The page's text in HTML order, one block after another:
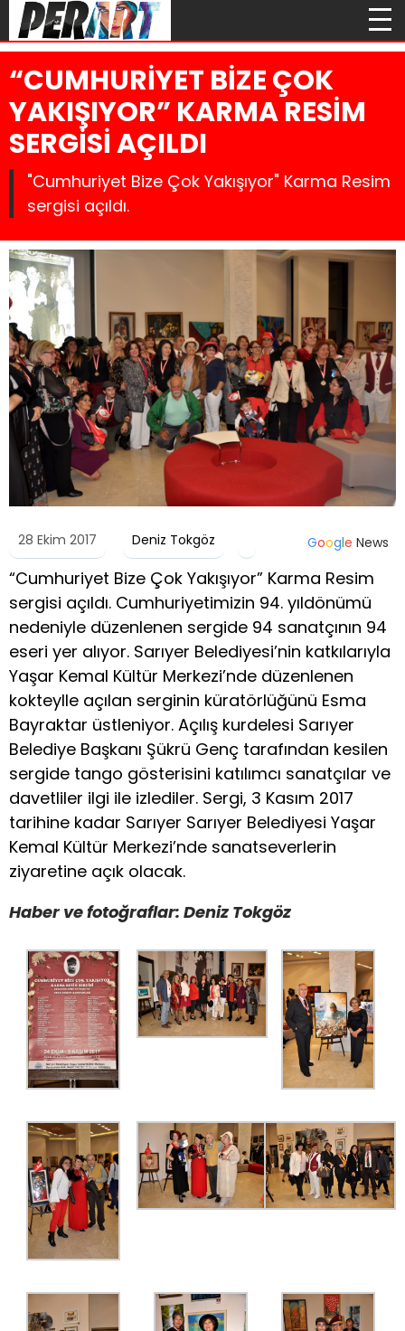
“CUMHURİYET BİZE ÇOK
YAKIŞIYOR” KARMA RESİM
SERGİSİ AÇILDI
"Cumhuriyet Bize Çok Yakışıyor" Karma Resim
sergisi açıldı.
28 Ekim 2017 Deniz Tokgöz Google News
“Cumhuriyet Bize Çok Yakışıyor” Karma Resim
sergisi açıldı. Cumhuriyetimizin 94. yıldönümü
nedeniyle düzenlenen sergide 94 sanatçının 94
eseri yer alıyor. Sarıyer Belediyesi’nin katkılarıyla
Yaşar Kemal Kültür Merkezi’nde düzenlenen
kokteylle açılan serginin küratörlüğünü Esma
Bayraktar üstleniyor. Açılış kurdelesi Sarıyer
Belediye Başkanı Şükrü Genç tarafından kesilen
sergide tango gösterisini katılımcı sanatçılar ve
davetliler ilgi ile izlediler. Sergi, 3 Kasım 2017
tarihine kadar Sarıyer Sarıyer Belediyesi Yaşar
Kemal Kültür Merkezi’nde sanatseverlerin
ziyaretine açık olacak.
Haber ve fotoğraflar: Deniz Tokgöz